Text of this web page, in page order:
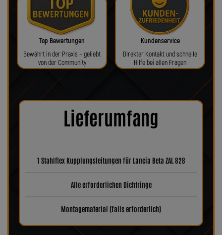
Top Bewertungen
Bewährt in der Praxis – geliebt
von der Community
Kundenservice
Direkter Kontakt und schnelle
Hilfe bei allen Fragen
Lieferumfang
1 Stahlflex Kupplungsleitungen für Lancia Beta ZAL 828
Alle erforderlichen Dichtringe
Montagematerial (falls erforderlich)